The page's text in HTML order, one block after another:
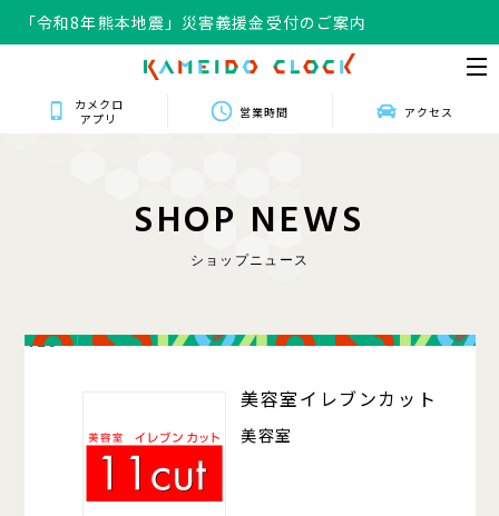
「令和8年熊本地震」災害義援金受付のご案内
カメクロ
アプリ
営業時間 アクセス
SHOP NEWS
ショップニュース
426
美容室イレブンカット
美容室